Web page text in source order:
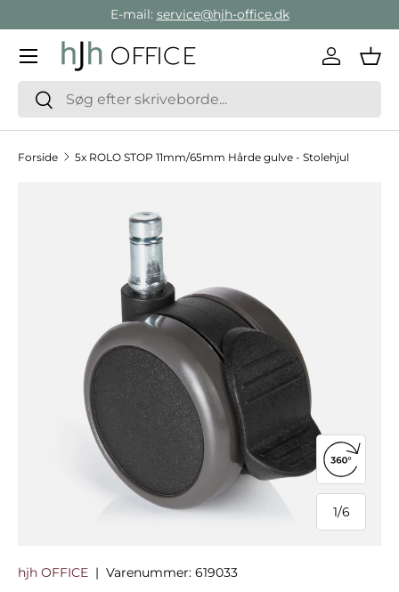
Gå direkte til indholdet
E-mail: service@hjh-office.dk
SøgSøg
Log ind
Menu
Forside 5x ROLO STOP 11mm/65mm Hårde gulve - Stolehjul
Hop til produktinformation
1/
af
6
Åbn
hjh OFFICE | Varenummer: 619033